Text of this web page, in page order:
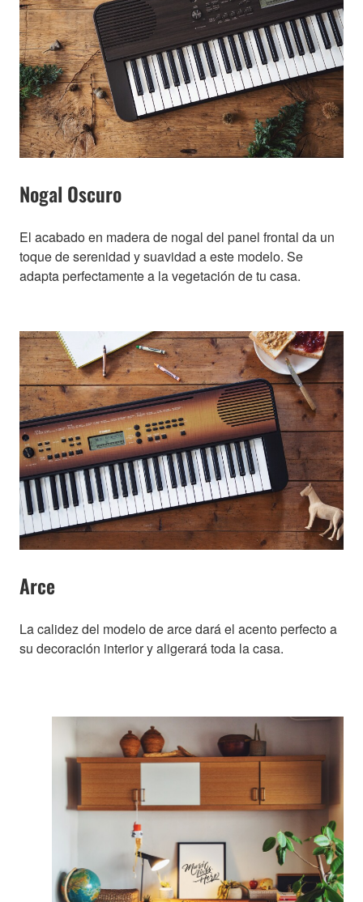
Nogal Oscuro
El acabado en madera de nogal del panel frontal da un
toque de serenidad y suavidad a este modelo. Se
adapta perfectamente a la vegetación de tu casa.
Arce
La calidez del modelo de arce dará el acento perfecto a
su decoración interior y aligerará toda la casa.